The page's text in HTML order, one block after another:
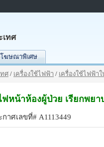
เทศ
โฆษณาพิเศษ
ศ / เครื่องใช้ไฟฟ้า / เครื่องใช้ไฟฟ้า
ฟหน้าห้องผู้ป่วย เรียกพย
กาศเลขที่# A1113449